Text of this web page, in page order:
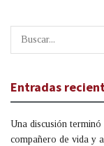
Entradas
Una discusión
compañero de vida y